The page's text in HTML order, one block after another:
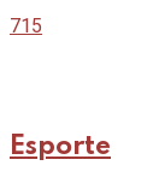
715
Esporte